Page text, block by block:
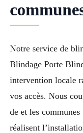
Notre service de
Blindage Porte
intervention locale
vos accès. Nous
de et les
réalisent